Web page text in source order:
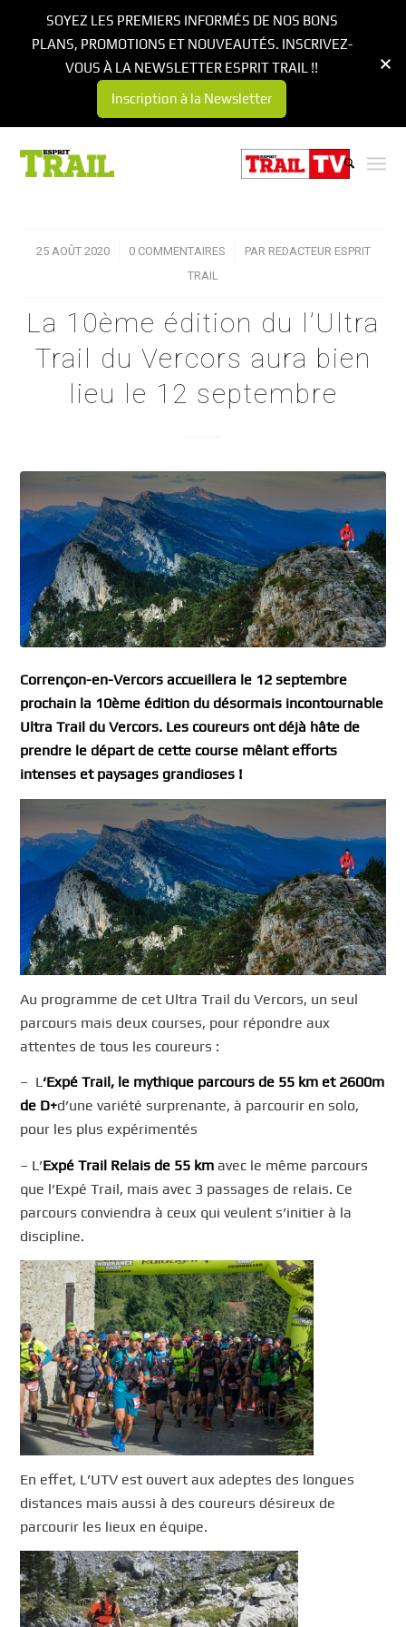
25 AOÛT 2020
/ 0 COMMENTAIRES
/ PAR REDACTEUR ESPRIT
TRAIL
La 10ème édition du l’Ultra
Trail du Vercors aura bien
lieu le 12 septembre
Corrençon-en-Vercors accueillera le 12 septembre
prochain la 10ème édition du désormais incontournable
Ultra Trail du Vercors. Les coureurs ont déjà hâte de
prendre le départ de cette course mêlant efforts
intenses et paysages grandioses !
Au programme de cet Ultra Trail du Vercors, un seul
parcours mais deux courses, pour répondre aux
attentes de tous les coureurs :
– L‘Expé Trail, le mythique parcours de 55 km et 2600m
de D+d’une variété surprenante, à parcourir en solo,
pour les plus expérimentés
– L’Expé Trail Relais de 55 kmavec le même parcours
que l’Expé Trail, mais avec 3 passages de relais. Ce
parcours conviendra à ceux qui veulent s’initier à la
discipline.
En effet, L’UTV est ouvert aux adeptes des longues
distances mais aussi à des coureurs désireux de
parcourir les lieux en équipe.
SOYEZ LES PREMIERS INFORMÉS DE NOS BONS
PLANS, PROMOTIONS ET NOUVEAUTÉS. INSCRIVEZ-
VOUS À LA NEWSLETTER ESPRIT TRAIL !!
Inscription à la Newsletter